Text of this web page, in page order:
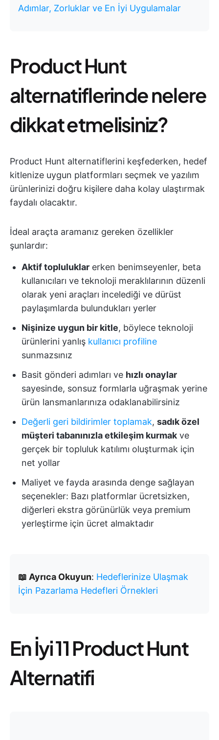
Adımlar, Zorluklar ve En İyi Uygulamalar
Product Hunt
alternatiflerinde nelere
dikkat etmelisiniz?
Product Hunt alternatiflerini keşfederken, hedef
kitlenize uygun platformları seçmek ve yazılım
ürünlerinizi doğru kişilere daha kolay ulaştırmak
faydalı olacaktır.
İdeal araçta aramanız gereken özellikler
şunlardır:
Aktif topluluklar erken benimseyenler, beta
kullanıcıları ve teknoloji meraklılarının düzenli
olarak yeni araçları incelediği ve dürüst
paylaşımlarda bulundukları yerler
Nişinize uygun bir kitle, böylece teknoloji
ürünlerini yanlış kullanıcı profiline
sunmazsınız
Basit gönderi adımları ve hızlı onaylar
sayesinde, sonsuz formlarla uğraşmak yerine
ürün lansmanlarınıza odaklanabilirsiniz
Değerli geri bildirimler toplamak, sadık özel
müşteri tabanınızla etkileşim kurmak ve
gerçek bir topluluk katılımı oluşturmak için
net yollar
Maliyet ve fayda arasında denge sağlayan
seçenekler: Bazı platformlar ücretsizken,
diğerleri ekstra görünürlük veya premium
yerleştirme için ücret almaktadır
📖 Ayrıca Okuyun: Hedeflerinize Ulaşmak
İçin Pazarlama Hedefleri Örnekleri
En İyi 11 Product Hunt
Alternatifi